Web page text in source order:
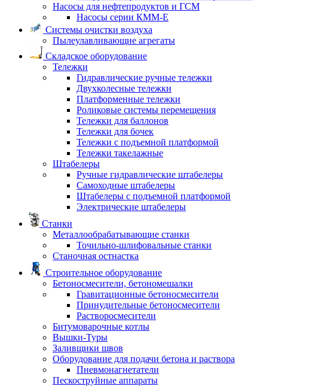
Насосы для нефтепродуктов и ГСМ
Насосы серии КММ-Е
Системы очистки воздуха
Пылеулавливающие агрегаты
Складское оборудование
Тележки
Гидравлические ручные тележки
Двухколесные тележки
Платформенные тележки
Роликовые системы перемещения
Тележки для баллонов
Тележки для бочек
Тележки с подъемной платформой
Тележки такелажные
Штабелеры
Ручные гидравлические штабелеры
Самоходные штабелеры
Штабелеры с подъемной платформой
Электрические штабелеры
Станки
Металлообрабатывающие станки
Точильно-шлифовальные станки
Станочная остнастка
Строительное оборудование
Бетоносмесители, бетономешалки
Гравитационные бетоносмесители
Принудительные бетоносмесители
Растворосмесители
Битумоварочные котлы
Вышки-Туры
Заливщики швов
Оборудование для подачи бетона и раствора
Пневмонагнетатели
Пескоструйные аппараты